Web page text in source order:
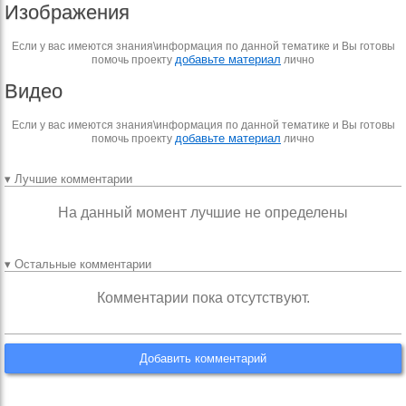
Изображения
Если у вас имеются знания\информация по данной тематике и Вы готовы
помочь проекту добавьте материал лично
Видео
Если у вас имеются знания\информация по данной тематике и Вы готовы
помочь проекту добавьте материал лично
▾ Лучшие комментарии
На данный момент лучшие не определены
▾ Остальные комментарии
Комментарии пока отсутствуют.
Добавить комментарий